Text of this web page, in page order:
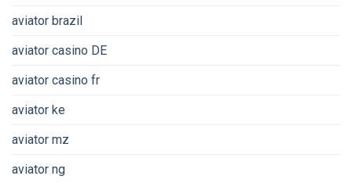
aviator brazil
aviator casino DE
aviator casino fr
aviator ke
aviator mz
aviator ng